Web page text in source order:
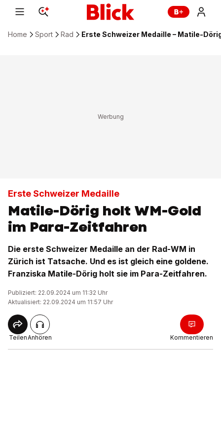
Home Sport Rad Erste Schweizer Medaille – Matile-
Erste Schweizer Medaille
Matile-Dörig holt WM-Gold
im Para-Zeitfahren
Die erste Schweizer Medaille an der Rad-WM in
Zürich ist Tatsache. Und es ist gleich eine goldene.
Franziska Matile-Dörig holt sie im Para-Zeitfahren.
Publiziert: 22.09.2024 um 11:32 Uhr
Aktualisiert: 22.09.2024 um 11:57 Uhr
TeilenAnhören Kommentieren